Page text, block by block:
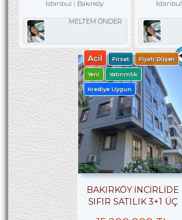
İstanbul
Bakırköy
MELTEM ÖNDER
İstanbul
Acil Fırsat Fiyatı Düşen
Yeni Yatırımlık
Krediye Uygun
BAKIRKÖY İNCİRLİDE
SIFIR SATILIK 3+1 ÜÇ